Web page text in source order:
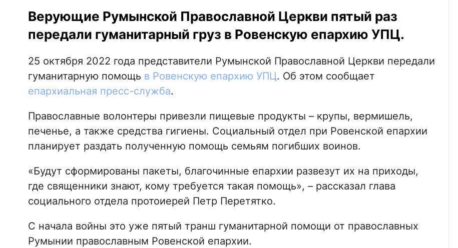
Верующие Румынской Православной Церкви пятый раз
передали гуманитарный груз в Ровенскую епархию УПЦ.
25 октября 2022 года представители Румынской Православной Церкви передали
гуманитарную помощь в Ровенскую епархию УПЦ. Об этом сообщает
епархиальная пресс-служба.
Православные волонтеры привезли пищевые продукты – крупы, вермишель,
печенье, а также средства гигиены. Социальный отдел при Ровенской епархии
планирует раздать полученную помощь семьям погибших воинов.
«Будут сформированы пакеты, благочинные епархии развезут их на приходы,
где священники знают, кому требуется такая помощь», – рассказал глава
социального отдела протоиерей Петр Перетятко.
С начала войны это уже пятый транш гуманитарной помощи от православных
Румынии православным Ровенской епархии.